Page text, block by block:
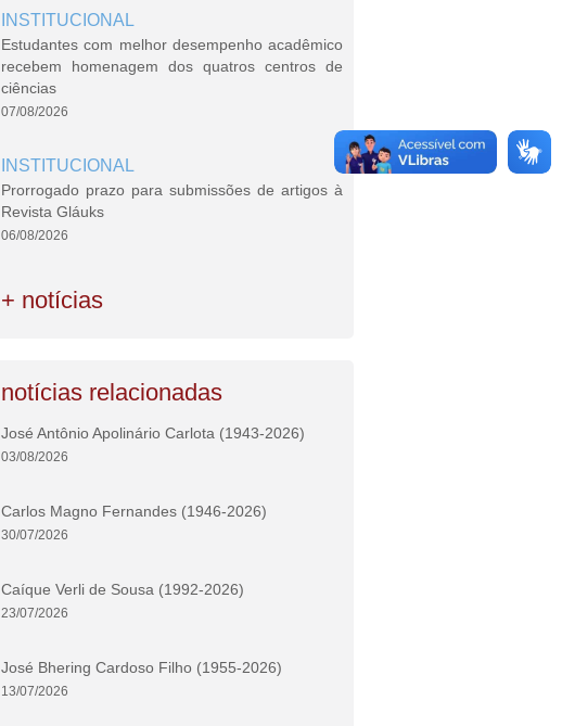
INSTITUCIONAL
Estudantes com melhor desempenho acadêmico
recebem homenagem dos quatros centros de
ciências
07/08/2026
INSTITUCIONAL
Prorrogado prazo para submissões de artigos à
Revista Gláuks
06/08/2026
+ notícias
notícias relacionadas
José Antônio Apolinário Carlota (1943-2026)
03/08/2026
Carlos Magno Fernandes (1946-2026)
30/07/2026
Caíque Verli de Sousa (1992-2026)
23/07/2026
José Bhering Cardoso Filho (1955-2026)
13/07/2026